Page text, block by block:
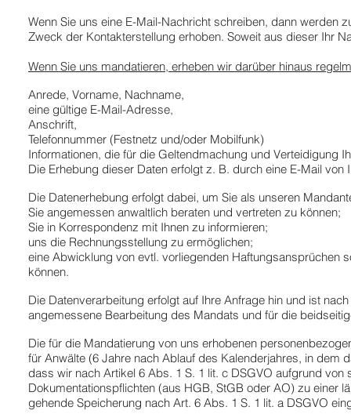
Wenn Sie uns eine E-Mail-Nachricht schreiben, dann
Zweck der Kontakterstellung erhoben. Soweit aus dieser Ihr
Wenn Sie uns mandatieren, erheben wir darüber hinaus
Anrede, Vorname, Nachname,
eine gültige E-Mail-Adresse,
Anschrift,
Telefonnummer (Festnetz und/oder Mobilfunk)
Informationen, die für die Geltendmachung und Verteidigung
Die Erhebung dieser Daten erfolgt z. B. durch eine E-Mail von
Die Datenerhebung erfolgt dabei, um Sie als unseren
Sie angemessen anwaltlich beraten und vertreten zu können;
Sie in Korrespondenz mit Ihnen zu informieren;
uns die Rechnungsstellung zu ermöglichen;
eine Abwicklung von evtl. vorliegenden Haftungsansprüchen
können.
Die Datenverarbeitung erfolgt auf Ihre Anfrage hin und ist
angemessene Bearbeitung des Mandats und für die
Die für die Mandatierung von uns erhobenen
für Anwälte (6 Jahre nach Ablauf des Kalenderjahres, in
dass wir nach Artikel 6 Abs. 1 S. 1 lit. c DSGVO aufgrund
Dokumentationspflichten (aus HGB, StGB oder AO) zu einer
gehende Speicherung nach Art. 6 Abs. 1 S. 1 lit. a DSGVO